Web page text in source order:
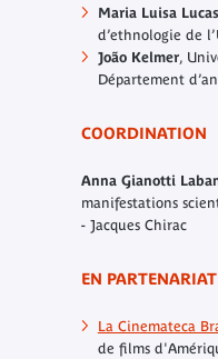
Maria Luisa Lucas
d’ethnologie de
João Kelmer,
Département
COORDINATION
Anna Gianotti
manifestations
- Jacques Chirac
EN
La Cinemateca
de films